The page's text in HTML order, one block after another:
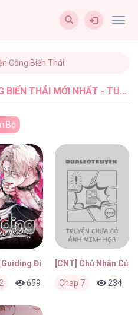
Công Biến Thái
MỚI NHẤT - TUSACHXINHXINH (5)
Bộ
Tôi
trước
Guiding Điên Loạn
659 0 1 tuần trước
[CNT] Chủ Nhân Của
Chap 7 234